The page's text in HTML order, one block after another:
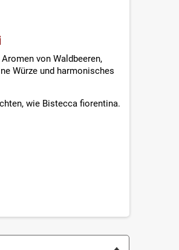
von Waldbeeren,
Würze und harmonisches
wie Bistecca fiorentina.